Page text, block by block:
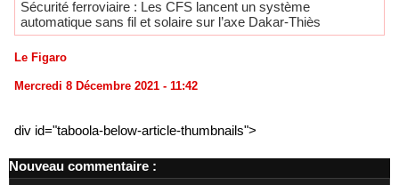
Sécurité ferroviaire : Les CFS lancent un système
automatique sans fil et solaire sur l’axe Dakar-Thiès
Le Figaro
Mercredi 8 Décembre 2021 - 11:42
div id="taboola-below-article-thumbnails">
Nouveau commentaire :